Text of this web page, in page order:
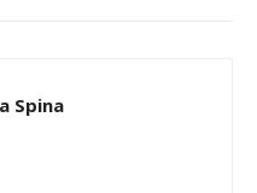
Spina